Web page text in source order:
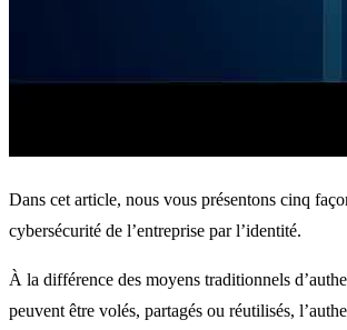
Dans cet article, nous vous présentons cinq
cybersécurité de l’entreprise par l’identité.
À la différence des moyens traditionnels
peuvent être volés, partagés ou réutilisés,